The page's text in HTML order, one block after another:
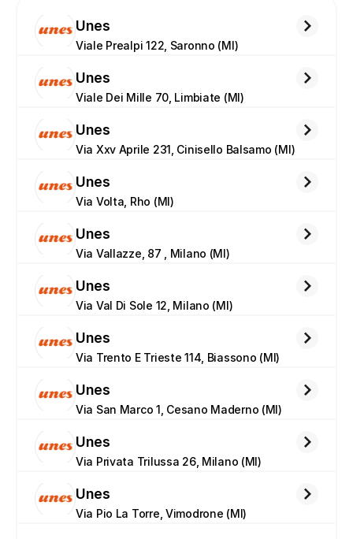
Unes
Viale Prealpi 122, Saronno (MI)
Unes
Viale Dei Mille 70, Limbiate (MI)
Unes
Via Xxv Aprile 231, Cinisello Balsamo (MI)
Unes
Via Volta, Rho (MI)
Unes
Via Vallazze, 87 , Milano (MI)
Unes
Via Val Di Sole 12, Milano (MI)
Unes
Via Trento E Trieste 114, Biassono (MI)
Unes
Via San Marco 1, Cesano Maderno (MI)
Unes
Via Privata Trilussa 26, Milano (MI)
Unes
Via Pio La Torre, Vimodrone (MI)